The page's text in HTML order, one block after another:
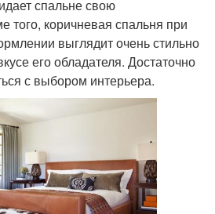
спальне свою
того, коричневая спальня при
выглядит очень стильно
его обладателя. Достаточно
с выбором интерьера.